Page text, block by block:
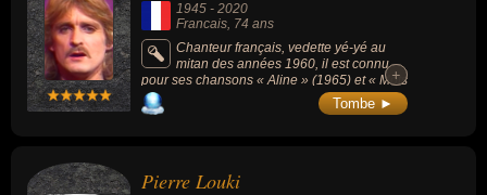
1945 - 2020
Francais, 74 ans
Chanteur français, vedette yé-yé au
mitan des années 1960, il est connu
pour ses chansons « Aline » (1965) et « Mots
bleus » (1974).
+
+
Tombe ►
Pierre Louki